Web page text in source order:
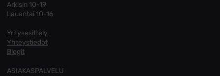
Arkisin 10-19
Lauantai 10-16
Yritysesittely
Yhteystiedot
Blogit
ASIAKASPALVELU